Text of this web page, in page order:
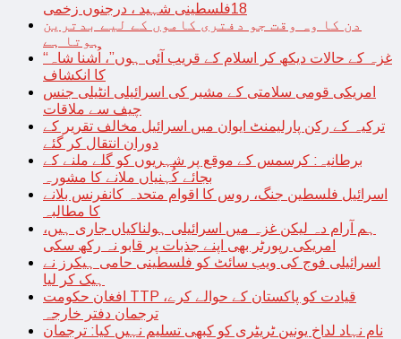
18فلسطینی شہید ، درجنوں زخمی
دن کا وہ وقت جو دفتری کاموں کے لیے بدترین
ہوتا ہے
“غزہ کے حالات دیکھ کر اسلام کے قریب آئی ہوں”، اُشنا شاہ
کا انکشاف
امریکی قومی سلامتی کے مشیر کی اسرائیلی انٹیلی جنس
چیف سے ملاقات
ترکیہ کے رکن پارلیمنٹ ایوان میں اسرائیل مخالف تقریر کے
دوران انتقال کر گئے
برطانیہ: کرسمس کے موقع پر شہریوں کو گلے ملنے کے
بجائے کُہنیاں ملانے کا مشورہ
اسرائیل فلسطین جنگ، روس کا اقوام متحدہ کانفرنس بلانے
کا مطالبہ
ہم آرام دہ لیکن غزہ میں اسرائیلی ہولناکیاں جاری ہیں،
امریکی رپورٹر بھی اپنے جذبات پر قابو نہ رکھ سکی
اسرائیلی فوج کی ویب سائٹ کو فلسطینی حامی ہیکرز نے
ہیک کر لیا
افغان حکومت TTP قیادت کو پاکستان کے حوالے کرے،
ترجمان دفتر خارجہ
نام نہاد لداخ یونین ٹریٹری کو کبھی تسلیم نہیں کیا: ترجمان